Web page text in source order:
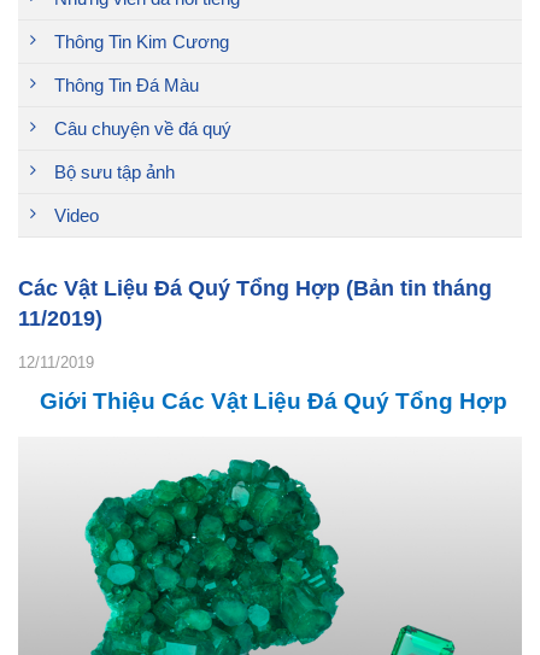
Thông Tin Kim Cương
Thông Tin Đá Màu
Câu chuyện về đá quý
Bộ sưu tập ảnh
Video
Các Vật Liệu Đá Quý Tổng Hợp (Bản tin tháng
11/2019)
12/11/2019
Giới Thiệu Các Vật Liệu Đá Quý Tổng Hợp